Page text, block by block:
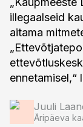
illegaalseid
aitama
ennetamisel,“
Juuli
Äripäeva